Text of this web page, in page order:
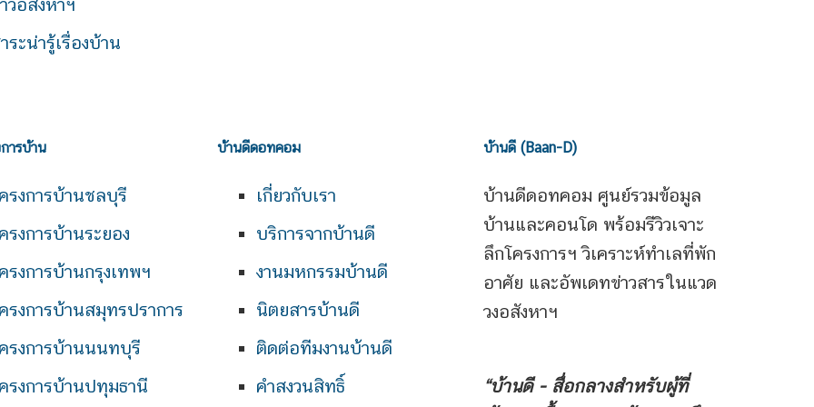
วอสังหาฯ
ระน่ารู้เรื่องบ้าน
ารบ้าน
รงการบ้านชลบุรี
รงการบ้านระยอง
รงการบ้านกรุงเทพฯ
รงการบ้านสมุทรปราการ
รงการบ้านนนทบุรี
รงการบ้านปทุมธานี
บ้านดีดอทคอม
เกี่ยวกับเรา
บริการจากบ้านดี
งานมหกรรมบ้านดี
นิตยสารบ้านดี
ติดต่อทีมงานบ้านดี
คำสงวนสิทธิ์
บ้านดี (Baan-D)
บ้านดีดอทคอม ศูนย์รวมข้อมูล
บ้านและคอนโด พร้อมรีวิวเจาะ
ลึกโครงการฯ วิเคราะห์ทำเลที่พัก
อาศัย และอัพเดทข่าวสารในแวด
วงอสังหาฯ
“บ้านดี - สื่อกลางสำหรับผู้ที่